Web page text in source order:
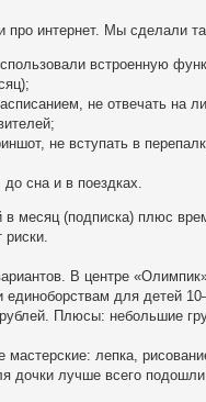
про интернет. Мы сделали
встроенную
не отвечать на
не вступать в
сна и в поездках.
месяц (подписка) плюс
риски.
В центре
для детей
Плюсы: небольшие
лепка,
дочки лучше всего подошли